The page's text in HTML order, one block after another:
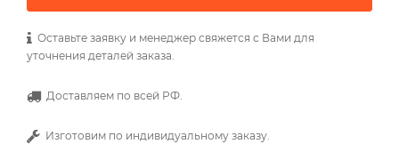
Оставьте заявку и менеджер свяжется с Вами для
уточнения деталей заказа.
Доставляем по всей РФ.
Изготовим по индивидуальному заказу.